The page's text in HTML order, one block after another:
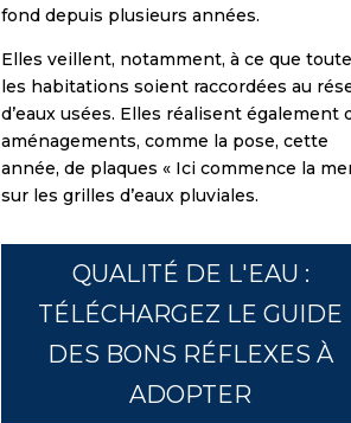
fond depuis plusieurs années.
Elles veillent, notamment, à ce que
les habitations soient raccordées au
d’eaux usées. Elles réalisent également
aménagements, comme la pose, cette
année, de plaques « Ici commence la
sur les grilles d’eaux pluviales.
QUALITÉ DE L'EAU :
TÉLÉCHARGEZ LE GUIDE
DES BONS RÉFLEXES À
ADOPTER